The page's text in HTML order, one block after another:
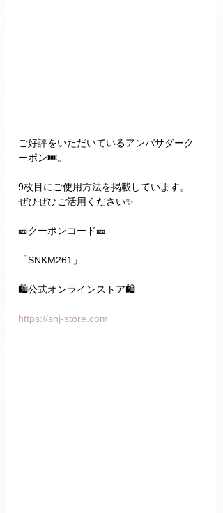
ご好評をいただいているアンバサダーク
ーポン🎟。
9枚目にご使用方法を掲載しています。
ぜひぜひご活用ください✨
🎫クーポンコード🎫
「SNKM261」
🛍公式オンラインストア🛍
https://snj-store.com